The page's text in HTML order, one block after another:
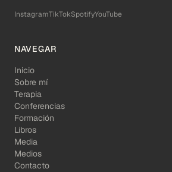
InstagramTikTokSpotifyYouTube
NAVEGAR
Inicio
Sobre mí
Terapia
Conferencias
Formación
Libros
Media
Medios
Contacto